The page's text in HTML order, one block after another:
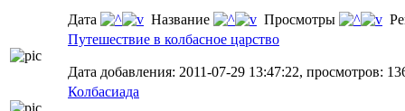
Дата Название Просмотры
Путешествие в колбасное царство
Дата добавления: 2011-07-29 13:47:22, просмотров:
Колбасиада